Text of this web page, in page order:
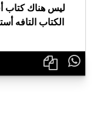
ليس هناك كتاب
الكتاب التافه
